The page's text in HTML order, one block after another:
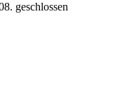
geschlossen